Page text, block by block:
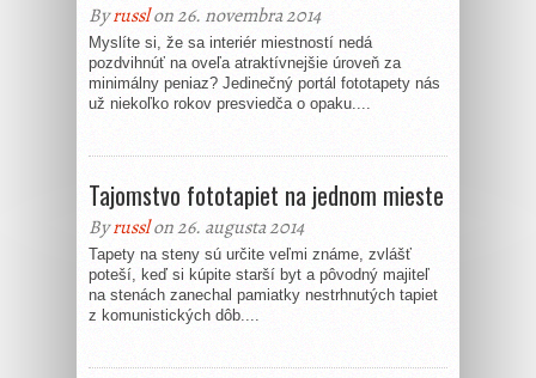
Byrusslon 26. novembra 2014
Myslíte si, že sa interiér miestností nedá
pozdvihnúť na oveľa atraktívnejšie úroveň za
minimálny peniaz? Jedinečný portál fototapety nás
už niekoľko rokov presviedča o opaku....
Tajomstvo fototapiet na jednom mieste
Byrusslon 26. augusta 2014
Tapety na steny sú určite veľmi známe, zvlášť
poteší, keď si kúpite starší byt a pôvodný majiteľ
na stenách zanechal pamiatky nestrhnutých tapiet
z komunistických dôb....